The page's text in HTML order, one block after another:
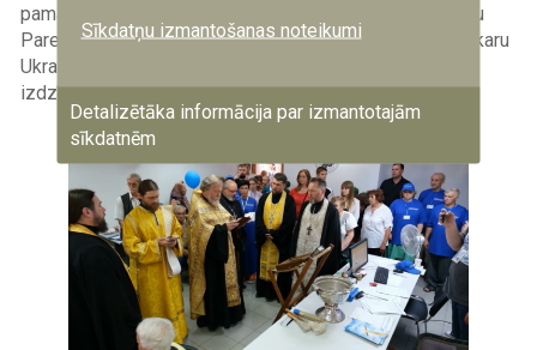
pamatotu Krievijas ekspansiju kā dievišķu misiju. Krievu
Pareizticīgā baznīca izmanto šo ideoloģiju, lai attēlotu karu
Ukrainā un Sīrijā kā cīņu par pareizticīgās pasaules
izdzīvošanu.
Image
Sīkdatņu izmantošanas noteikumi
Detalizētāka informācija par izmantotajām
sīkdatnēm